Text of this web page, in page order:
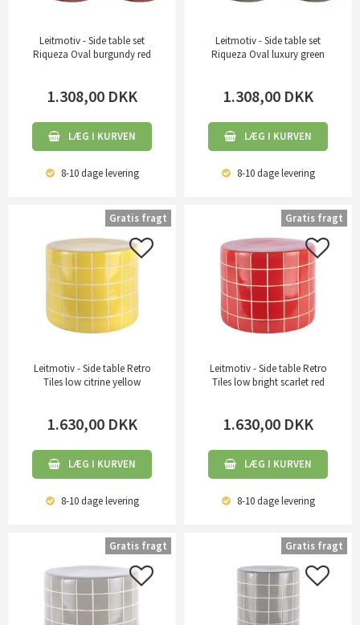
Leitmotiv - Side table set
Riqueza Oval burgundy red
1.308,00 DKK
LÆG I KURVEN
8-10 dagelevering
Leitmotiv - Side table set
Riqueza Oval luxury green
1.308,00 DKK
LÆG I KURVEN
8-10 dagelevering
Leitmotiv - Side table Retro
Tiles low citrine yellow
1.630,00 DKK
LÆG I KURVEN
8-10 dagelevering
Gratis fragt
Leitmotiv - Side table Retro
Tiles low bright scarlet red
1.630,00 DKK
LÆG I KURVEN
8-10 dagelevering
Gratis fragt
Gratis fragt Gratis fragt